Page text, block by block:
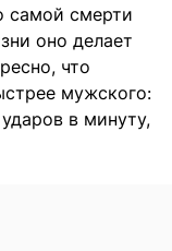
самой смерти
оно делает
что
мужского:
в минуту,